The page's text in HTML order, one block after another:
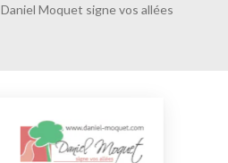
Daniel Moquet signe vos allées